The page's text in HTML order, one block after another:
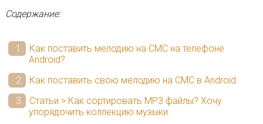
Содержание:
Как поставить мелодию на СМС на телефоне
Android?
Как поставить свою мелодию на СМС в Android
Статьи > Как сортировать МР3 файлы? Хочу
упорядочить коллекцию музыки.